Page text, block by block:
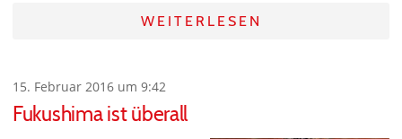
WEITERLESEN
15. Februar 2016 um 9:42
Fukushima ist überall